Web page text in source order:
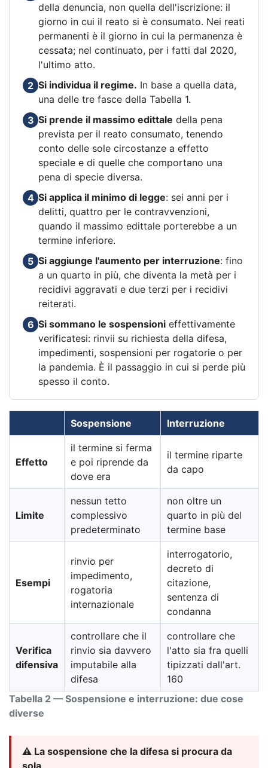
della denuncia, non quella dell'iscrizione: il
giorno in cui il reato si è consumato. Nei reati
permanenti è il giorno in cui la permanenza è
cessata; nel continuato, per i fatti dal 2020,
l'ultimo atto.
2 Si individua il regime. In base a quella data,
una delle tre fasce della Tabella 1.
3 Si prende il massimo edittale della pena
prevista per il reato consumato, tenendo
conto delle sole circostanze a effetto
speciale e di quelle che comportano una
pena di specie diversa.
4 Si applica il minimo di legge: sei anni per i
delitti, quattro per le contravvenzioni,
quando il massimo edittale porterebbe a un
termine inferiore.
5 Si aggiunge l'aumento per interruzione: fino
a un quarto in più, che diventa la metà per i
recidivi aggravati e due terzi per i recidivi
reiterati.
6 Si sommano le sospensioni effettivamente
verificatesi: rinvii su richiesta della difesa,
impedimenti, sospensioni per rogatorie o per
la pandemia. È il passaggio in cui si perde più
spesso il conto.
Tabella 2 — Sospensione e interruzione: due cose
diverse
Sospensione Interruzione
Effetto
il termine si ferma
e poi riprende da
dove era
il termine riparte
da capo
Limite
nessun tetto
complessivo
predeterminato
non oltre un
quarto in più del
termine base
Esempi
rinvio per
impedimento,
rogatoria
internazionale
interrogatorio,
decreto di
citazione,
sentenza di
condanna
Verifica
difensiva
controllare che il
rinvio sia davvero
imputabile alla
difesa
controllare che
l'atto sia fra quelli
tipizzati dall'art.
160
⚠️ La sospensione che la difesa si procura da
sola